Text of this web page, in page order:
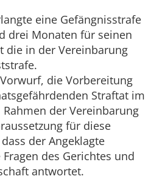
eine Gefängnisstrafe
drei Monaten für seinen
die in der Vereinbarung
die Vorbereitung
Straftat im
der Vereinbarung
für diese
der Angeklagte
des Gerichtes und
antwortet.